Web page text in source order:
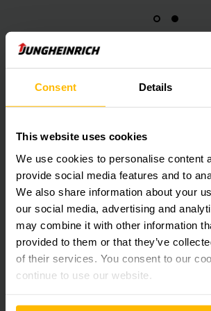
Consent Details
This website uses cookies
We use cookies to personalise content
provide social media features and to
We also share information about your
our social media, advertising and
may combine it with other information
provided to them or that they’ve
of their services. You consent to our
continue to use our website.
Visão geral da